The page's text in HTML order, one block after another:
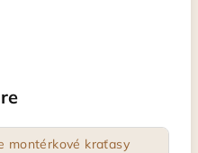
montérkové kraťasy